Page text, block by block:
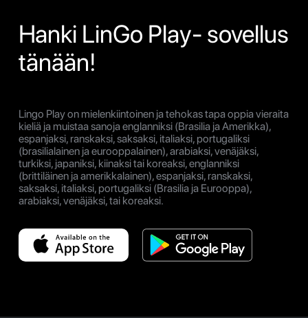
Hanki LinGo Play- sovellus
tänään!
Lingo Play on mielenkiintoinen ja tehokas tapa oppia vieraita
kieliä ja muistaa sanoja englanniksi (Brasilia ja Amerikka),
espanjaksi, ranskaksi, saksaksi, italiaksi, portugaliksi
(brasilialainen ja eurooppalainen), arabiaksi, venäjäksi,
turkiksi, japaniksi, kiinaksi tai koreaksi, englanniksi
(brittiläinen ja amerikkalainen), espanjaksi, ranskaksi,
saksaksi, italiaksi, portugaliksi (Brasilia ja Eurooppa),
arabiaksi, venäjäksi, tai koreaksi.